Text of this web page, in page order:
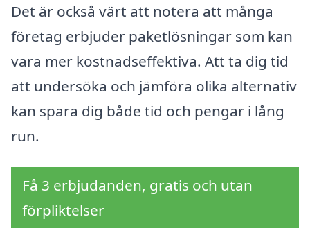
Det är också värt att notera att många
företag erbjuder paketlösningar som kan
vara mer kostnadseffektiva. Att ta dig tid
att undersöka och jämföra olika alternativ
kan spara dig både tid och pengar i lång
run.
Få 3 erbjudanden, gratis och utan
förpliktelser